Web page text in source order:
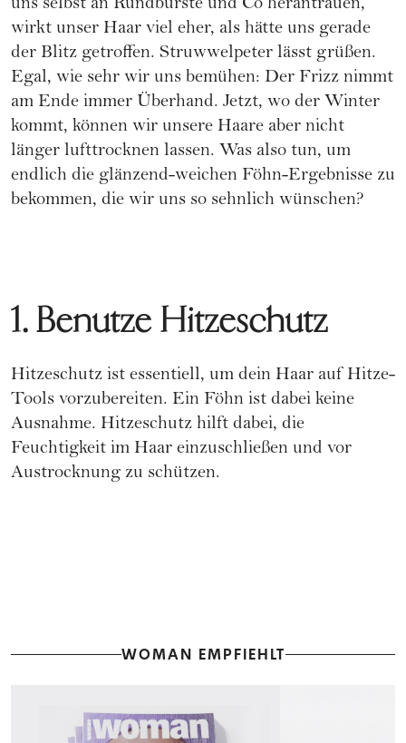
uns selbst an Rundbürste und Co herantrauen,
wirkt unser Haar viel eher, als hätte uns gerade
der Blitz getroffen. Struwwelpeter lässt grüßen.
Egal, wie sehr wir uns bemühen: Der Frizz nimmt
am Ende immer Überhand. Jetzt, wo der Winter
kommt, können wir unsere Haare aber nicht
länger lufttrocknen lassen. Was also tun, um
endlich die glänzend-weichen Föhn-Ergebnisse zu
bekommen, die wir uns so sehnlich wünschen?
1. Benutze Hitzeschutz
Hitzeschutz ist essentiell, um dein Haar auf Hitze-
Tools vorzubereiten. Ein Föhn ist dabei keine
Ausnahme. Hitzeschutz hilft dabei, die
Feuchtigkeit im Haar einzuschließen und vor
Austrocknung zu schützen.
WOMAN EMPFIEHLT